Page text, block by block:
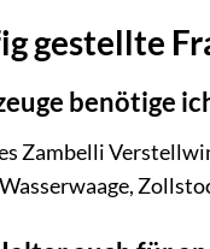
gestellte
benötige
Zambelli